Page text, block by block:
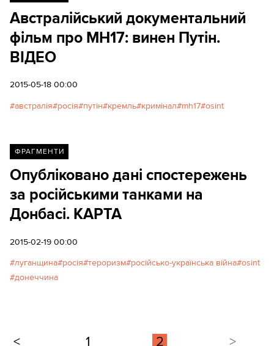
Австралійський документальний
фільм про MH17: винен Путін.
ВІДЕО
2015-05-18 00:00
австралія росія путін кремль кримінал mh17 osint
ФРАГМЕНТИ
Опубліковано дані спостережень
за російськими танками на
Донбасі. КАРТА
2015-02-19 00:00
луганщина росія тероризм російсько-українська війна osint
донеччина
< 1 2 >